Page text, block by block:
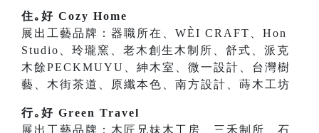
住｡好 Cozy Home
展出工藝品牌：器職所在、WÈI CRAFT、Hon
Studio、玲瓏窯、老木創生木制所、舒式、派克
木餘PECKMUYU、紳木室、微一設計、台灣樹
藝、木街茶道、原纖本色、南方設計、蒔木工坊
行｡好 Green Travel
展出工藝品牌：木匠兄妹木工房、三禾制所、石